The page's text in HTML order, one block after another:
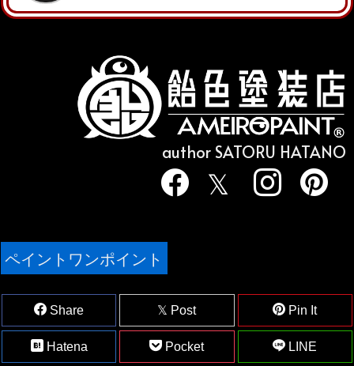
author SATORU HATANO
ペイントワンポイント
Share Post Pin It
Hatena Pocket LINE